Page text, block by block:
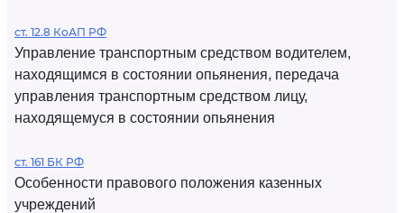
ст. 12.8 КоАП РФ
Управление транспортным средством водителем,
находящимся в состоянии опьянения, передача
управления транспортным средством лицу,
находящемуся в состоянии опьянения
ст. 161 БК РФ
Особенности правового положения казенных
учреждений